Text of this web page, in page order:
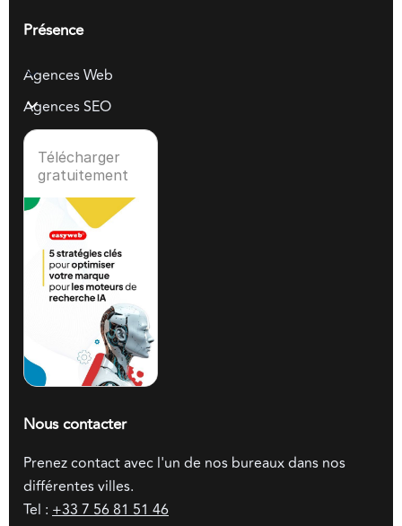
Présence
Agences Web
Agences SEO
Télécharger
gratuitement
Nous contacter
Prenez contact avec l'un de nos bureaux dans nos
différentes villes.
Tel : +33 7 56 81 51 46